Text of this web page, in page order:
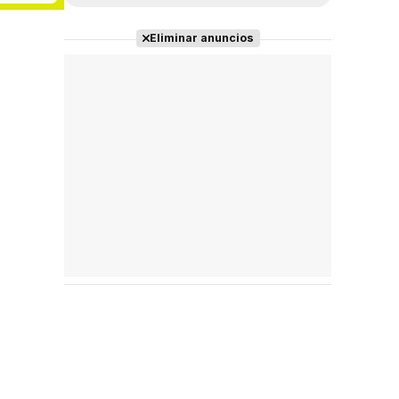
Eliminar anuncios